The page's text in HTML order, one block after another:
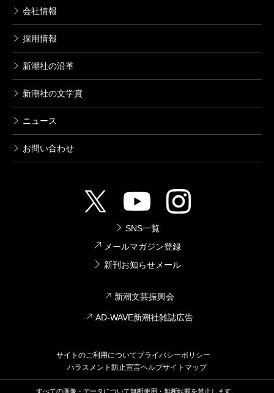
迷わずに、巻末近く８ページにわたって続く猫の
いていた鋭敏な感受性に裏打ちされた、観察力、
ケッチに「一切空」と書き添えた人間の数奇な運
（なかむら・よしふみ 建築家）
会社情報
採用情報
新潮社の沿革
新潮社の文学賞
ニュース
お問い合わせ
SNS一覧
メールマガジン登録
新刊お知らせメール
新潮文芸振興会
AD-WAVE新潮社雑誌広告
サイトのご利用についてプライバシーポリシー
ハラスメント防止宣言ヘルプサイトマップ
すべての画像・データについて無断使用・無断転載を禁止します。